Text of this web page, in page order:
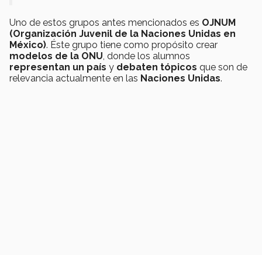
Uno de estos grupos antes mencionados es OJNUM
(Organización Juvenil de la Naciones Unidas en
México). Éste grupo tiene como propósito crear
modelos de la ONU , donde los alumnos
representan un país y debaten tópicos que son de
relevancia actualmente en las Naciones Unidas.